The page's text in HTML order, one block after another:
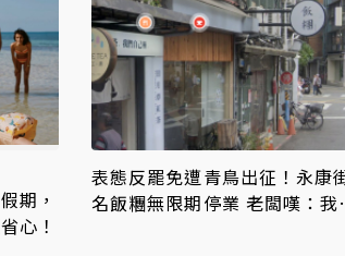
期，
心！
表態反罷免遭青鳥出征！永康
名飯糰無限期停業 老闆嘆：我